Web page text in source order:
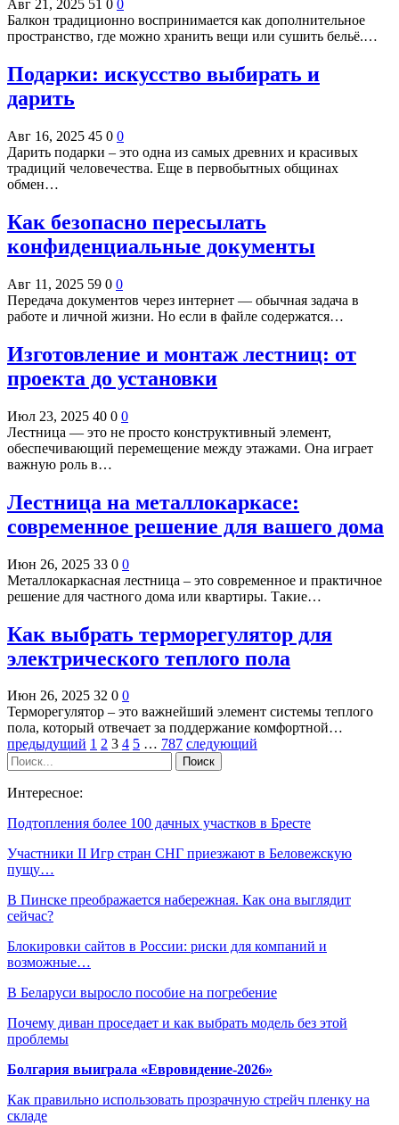
Авг 21, 2025 51 0 0
Балкон традиционно воспринимается как дополнительное
пространство, где можно хранить вещи или сушить бельё.…
Подарки: искусство выбирать и
дарить
Авг 16, 2025 45 0 0
Дарить подарки – это одна из самых древних и красивых
традиций человечества. Еще в первобытных общинах
обмен…
Как безопасно пересылать
конфиденциальные документы
Авг 11, 2025 59 0 0
Передача документов через интернет — обычная задача в
работе и личной жизни. Но если в файле содержатся…
Изготовление и монтаж лестниц: от
проекта до установки
Июл 23, 2025 40 0 0
Лестница — это не просто конструктивный элемент,
обеспечивающий перемещение между этажами. Она играет
важную роль в…
Лестница на металлокаркасе:
современное решение для вашего дома
Июн 26, 2025 33 0 0
Металлокаркасная лестница – это современное и практичное
решение для частного дома или квартиры. Такие…
Как выбрать терморегулятор для
электрического теплого пола
Июн 26, 2025 32 0 0
Терморегулятор – это важнейший элемент системы теплого
пола, который отвечает за поддержание комфортной…
предыдущий 1 2 3 4 5 … 787 следующий
Интересное:
Подтопления более 100 дачных участков в Бресте
Участники II Игр стран СНГ приезжают в Беловежскую
пущу…
В Пинске преображается набережная. Как она выглядит
сейчас?
Блокировки сайтов в России: риски для компаний и
возможные…
В Беларуси выросло пособие на погребение
Почему диван проседает и как выбрать модель без этой
проблемы
Болгария выиграла «Евровидение-2026»
Как правильно использовать прозрачную стрейч пленку на
складе